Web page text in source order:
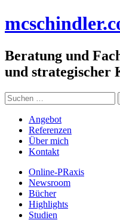
Inhalt
mcschindler
Beratung und
und strategischer
Suchen
nach:
Angebot
Referenzen
Über mich
Kontakt
Online-PRaxis
Newsroom
Bücher
Highlights
Studien